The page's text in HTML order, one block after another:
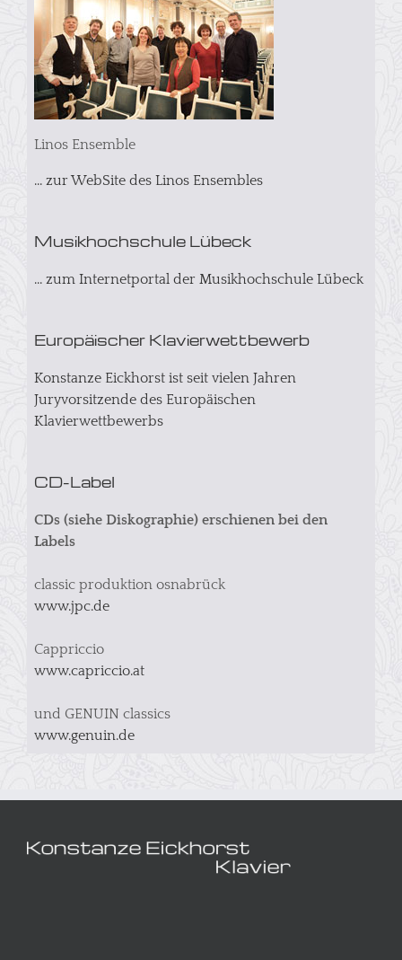
Linos Ensemble
... zur WebSite des Linos Ensembles
Musikhochschule Lübeck
... zum Internetportal der Musikhochschule Lübeck
Europäischer Klavierwettbewerb
Konstanze Eickhorst ist seit vielen Jahren
Juryvorsitzende des Europäischen
Klavierwettbewerbs
CD-Label
CDs (siehe Diskographie) erschienen bei den
Labels
classic produktion osnabrück
www.jpc.de
Cappriccio
www.capriccio.at
und GENUIN classics
www.genuin.de